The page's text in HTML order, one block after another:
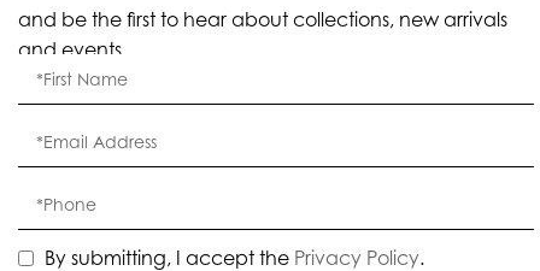
and be the first to hear about collections, new arrivals
and events.
By submitting, I accept the Privacy Policy.